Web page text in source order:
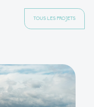
TOUS LES PROJETS